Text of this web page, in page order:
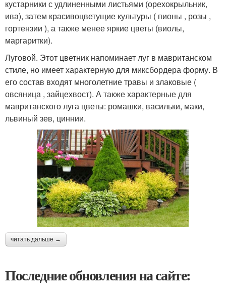
кустарники с удлиненными листьями (орехокрыльник,
ива), затем красивоцветущие культуры ( пионы , розы ,
гортензии ), а также менее яркие цветы (виолы,
маргаритки).
Луговой. Этот цветник напоминает луг в мавританском
стиле, но имеет характерную для миксбордера форму. В
его состав входят многолетние травы и злаковые (
овсяница , зайцехвост). А также характерные для
мавританского луга цветы: ромашки, васильки, маки,
львиный зев, циннии.
читать дальше →
Последние обновления на сайте: